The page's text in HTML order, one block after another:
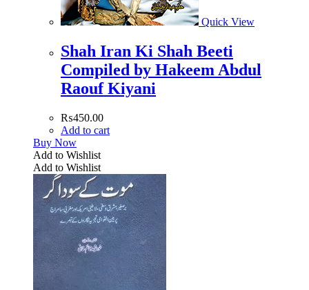
Quick View
Shah Iran Ki Shah Beeti
Compiled by Hakeem Abdul
Raouf Kiyani
₨450.00
Add to cart
Buy Now
Add to Wishlist
Add to Wishlist